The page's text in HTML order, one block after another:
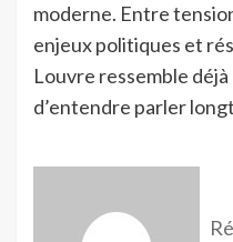
moderne. Entre
enjeux politiques et
Louvre ressemble
d’entendre parler